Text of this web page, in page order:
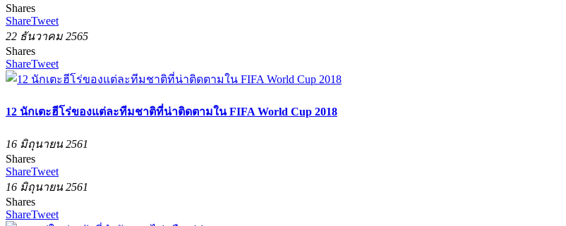
Shares
ShareTweet
22 ธันวาคม 2565
Shares
ShareTweet
12 นักเตะฮีโร่ของแต่ละทีมชาติที่น่าติดตามใน FIFA World Cup 2018
16 มิถุนายน 2561
Shares
ShareTweet
16 มิถุนายน 2561
Shares
ShareTweet